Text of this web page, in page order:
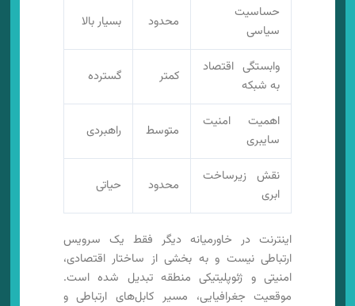
حساسیت
سیاسی
محدود بسیار بالا
وابستگی اقتصاد
به شبکه
کمتر گسترده
اهمیت امنیت
سایبری
متوسط راهبردی
نقش زیرساخت
ابری
محدود حیاتی
اینترنت در خاورمیانه دیگر فقط یک سرویس
ارتباطی نیست و به بخشی از ساختار اقتصادی،
امنیتی و ژئوپلیتیکی منطقه تبدیل شده است.
موقعیت جغرافیایی، مسیر کابل‌های ارتباطی و